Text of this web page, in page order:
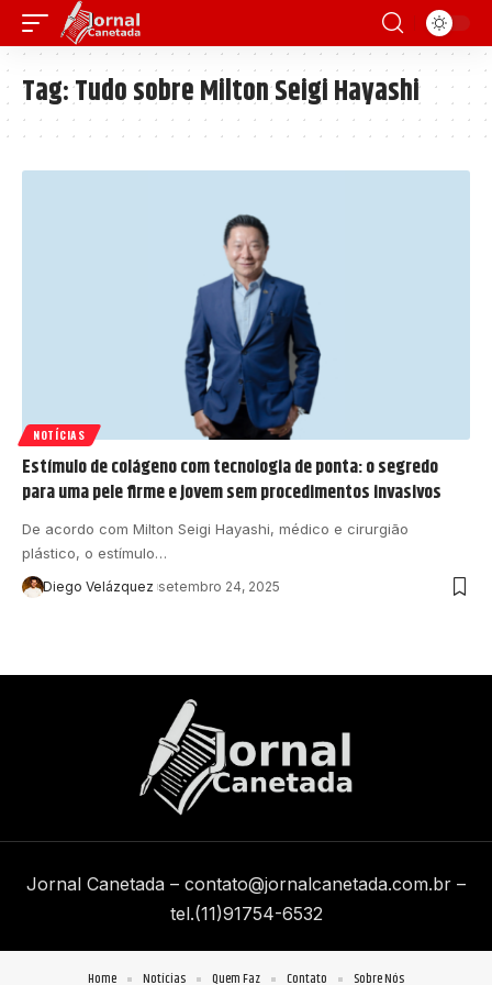
Tag:Tudo sobre Milton Seigi Hayashi
NOTÍCIAS
Estímulo de colágeno com tecnologia de ponta: o segredo
para uma pele firme e jovem sem procedimentos invasivos
De acordo com Milton Seigi Hayashi, médico e cirurgião
plástico, o estímulo…
Diego Velázquez setembro 24, 2025
Jornal Canetada – contato@jornalcanetada.com.br –
tel.(11)91754-6532
Home Notícias Quem Faz Contato Sobre Nós